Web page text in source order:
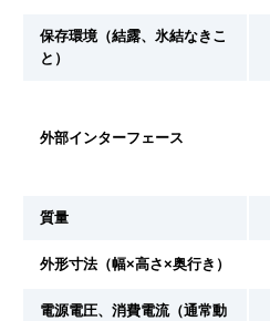
保存環境（結露、氷結なきこ
と）
外部インターフェース
質量
外形寸法（幅×高さ×奥行き）
電源電圧、消費電流（通常動